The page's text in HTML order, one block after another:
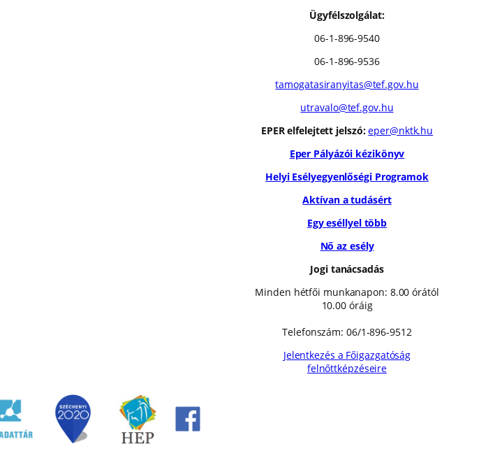
Ügyfélszolgálat:
06-1-896-9540
06-1-896-9536
tamogatasiranyitas@tef.gov.hu
utravalo@tef.gov.hu
EPER elfelejtett jelszó: eper@nktk.hu
Eper Pályázói kézikönyv
Helyi Esélyegyenlőségi Programok
Aktívan a tudásért
Egy eséllyel több
Nő az esély
Jogi tanácsadás
Minden hétfői munkanapon: 8.00 órától
10.00 óráig
Telefonszám: 06/1-896-9512
Jelentkezés a Főigazgatóság
felnőttképzéseire